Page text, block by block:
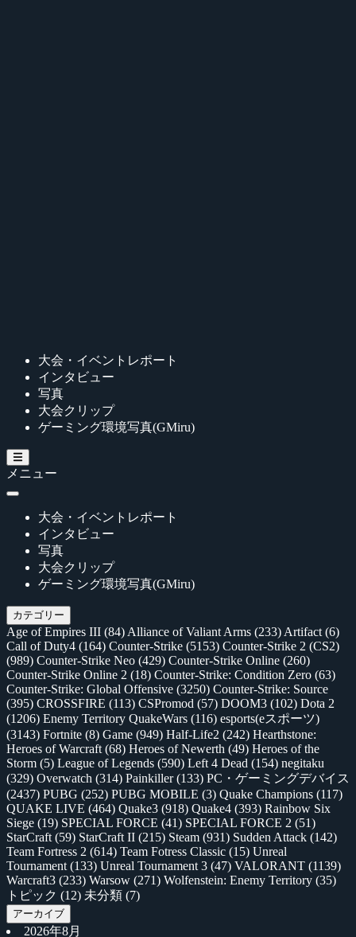
大会・イベントレポート
インタビュー
写真
大会クリップ
ゲーミング環境写真(GMiru)
メニュー
大会・イベントレポート
インタビュー
写真
大会クリップ
ゲーミング環境写真(GMiru)
カテゴリー
Age of Empires III (84) Alliance of Valiant Arms (233) Artifact (6)
Call of Duty4 (164) Counter-Strike (5153) Counter-Strike 2 (CS2)
(989) Counter-Strike Neo (429) Counter-Strike Online (260)
Counter-Strike Online 2 (18) Counter-Strike: Condition Zero (63)
Counter-Strike: Global Offensive (3250) Counter-Strike: Source
(395) CROSSFIRE (113) CSPromod (57) DOOM3 (102) Dota 2
(1206) Enemy Territory QuakeWars (116) esports(eスポーツ)
(3143) Fortnite (8) Game (949) Half-Life2 (242) Hearthstone:
Heroes of Warcraft (68) Heroes of Newerth (49) Heroes of the
Storm (5) League of Legends (590) Left 4 Dead (154) negitaku
(329) Overwatch (314) Painkiller(133) PC・ゲーミングデバイス
(2437) PUBG (252) PUBG MOBILE (3) Quake Champions (117)
QUAKE LIVE (464) Quake3 (918) Quake4 (393) Rainbow Six
Siege (19) SPECIAL FORCE (41) SPECIAL FORCE 2 (51)
StarCraft (59) StarCraft II (215) Steam (931) Sudden Attack (142)
Team Fortress 2 (614) Team Fotress Classic (15) Unreal
Tournament (133) Unreal Tournament 3 (47) VALORANT (1139)
Warcraft3 (233) Warsow (271) Wolfenstein: Enemy Territory (35)
トピック (12) 未分類 (7)
アーカイブ
2026年8月